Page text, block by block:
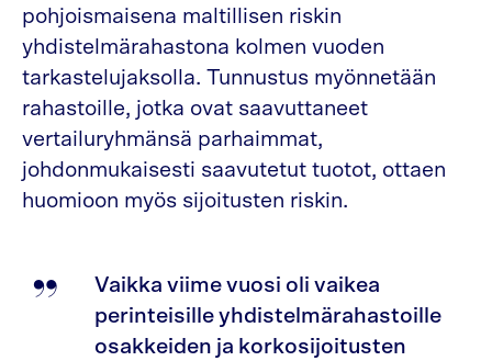
pohjoismaisena maltillisen riskin
yhdistelmärahastona kolmen vuoden
tarkastelujaksolla. Tunnustus myönnetään
rahastoille, jotka ovat saavuttaneet
vertailuryhmänsä parhaimmat,
johdonmukaisesti saavutetut tuotot, ottaen
huomioon myös sijoitusten riskin.
Vaikka viime vuosi oli vaikea
perinteisille yhdistelmärahastoille
osakkeiden ja korkosijoitusten